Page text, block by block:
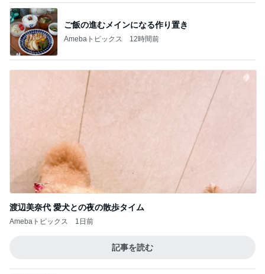
ご飯の進むメインになる作り置き
Amebaトピックス 12時間前
渡辺美奈代 愛犬との夜の散歩タイム
Amebaトピックス 1日前
記事を読む